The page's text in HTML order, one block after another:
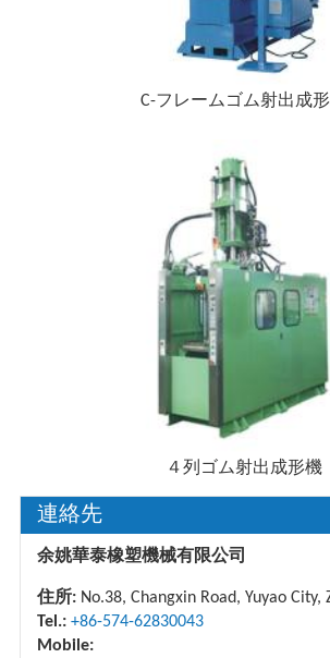
C-フレームゴム射出成
４列ゴム射出成形機
連絡先
余姚華泰橡塑機械有限公司
住所:No.38, Changxin Road, Yuyao City,
Tel.: +86-574-62830043
Mobile: